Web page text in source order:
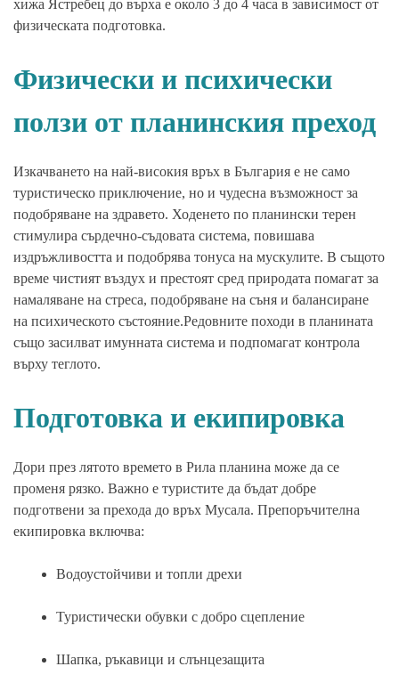
хижа Ястребец до върха е около 3 до 4 часа в зависимост от
физическата подготовка.
Физически и психически
ползи от планинския преход
Изкачването на най-високия връх в България е не само
туристическо приключение, но и чудесна възможност за
подобряване на здравето. Ходенето по планински терен
стимулира сърдечно-съдовата система, повишава
издръжливостта и подобрява тонуса на мускулите. В същото
време чистият въздух и престоят сред природата помагат за
намаляване на стреса, подобряване на съня и балансиране
на психическото състояние.Редовните походи в планината
също засилват имунната система и подпомагат контрола
върху теглото.
Подготовка и екипировка
Дори през лятото времето в Рила планина може да се
променя рязко. Важно е туристите да бъдат добре
подготвени за прехода до връх Мусала. Препоръчителна
екипировка включва:
Водоустойчиви и топли дрехи
Туристически обувки с добро сцепление
Шапка, ръкавици и слънцезащита